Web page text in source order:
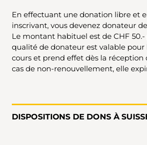
En effectuant une donation libre et
inscrivant, vous devenez donateur
Le montant habituel est de CHF 50.-
qualité de donateur est valable pour
cours et prend effet dès la réception
cas de non-renouvellement, elle
DISPOSITIONS DE DONS À